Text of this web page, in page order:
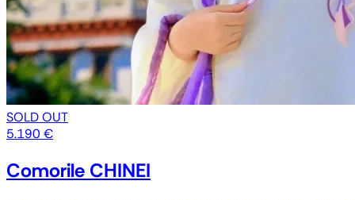
SOLD OUT
5.190 €
Comorile CHINEI